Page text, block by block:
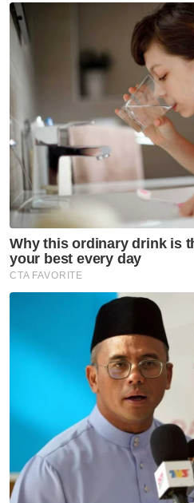
baik di
Sukan
Mohamed
semusim